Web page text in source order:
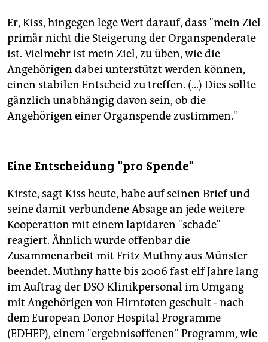
Er, Kiss, hingegen lege Wert darauf, dass "mein Ziel
primär nicht die Steigerung der Organspenderate
ist. Vielmehr ist mein Ziel, zu üben, wie die
Angehörigen dabei unterstützt werden können,
einen stabilen Entscheid zu treffen. (…) Dies sollte
gänzlich unabhängig davon sein, ob die
Angehörigen einer Organspende zustimmen."
Eine Entscheidung "pro Spende"
Kirste, sagt Kiss heute, habe auf seinen Brief und
seine damit verbundene Absage an jede weitere
Kooperation mit einem lapidaren "schade"
reagiert. Ähnlich wurde offenbar die
Zusammenarbeit mit Fritz Muthny aus Münster
beendet. Muthny hatte bis 2006 fast elf Jahre lang
im Auftrag der DSO Klinikpersonal im Umgang
mit Angehörigen von Hirntoten geschult - nach
dem European Donor Hospital Programme
(EDHEP), einem "ergebnisoffenen" Programm, wie